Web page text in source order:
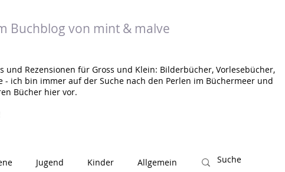
Buchblog von mint & malve
und Rezensionen für Gross und Klein: Bilderbücher, Vorlesebücher,
- ich bin immer auf der Suche nach den Perlen im Büchermeer und
Bücher hier vor.
Jugend Kinder Allgemein